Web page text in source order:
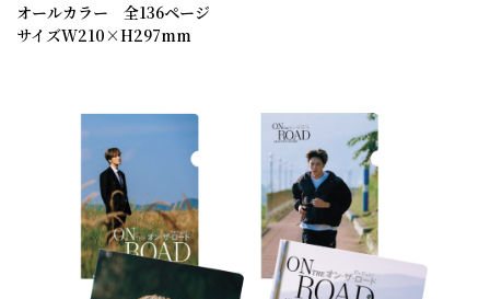
オールカラー 全136ページ
サイズW210×H297mm